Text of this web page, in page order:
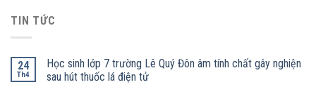
TIN TỨC
24
Th4
Học sinh lớp 7 trường Lê Quý Đôn âm tính chất gây nghiện
sau hút thuốc lá điện tử